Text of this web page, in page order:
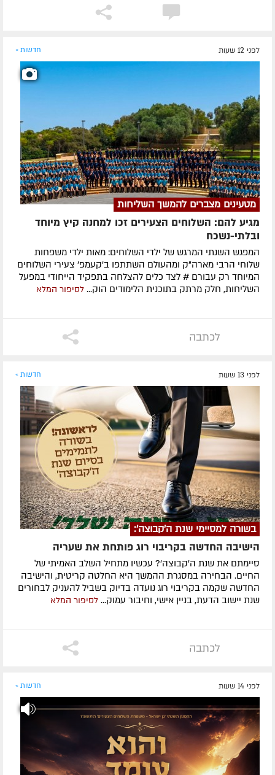
לפני 12 שעות חדשות »
מטעינים מצברים להמשך השליחות
מגיע להם: השלוחים הצעירים זכו למחנה קיץ מיוחד
ובלתי-נשכח
המפגש השנתי המרגש של ילדי השלוחים: מאות ילדי משפחות
שלוחי הרבי מארה"ק ומהעולם השתתפו ב'קעמפ' צעירי השלוחים
המיוחד רק עבורם # לצד כלים להצלחה בתפקיד הייחודי במפעל
השליחות, חלק מרתק בתוכנית הלימודים הוק... לסיפור המלא
לכתבה
לפני 13 שעות חדשות »
בשורה למסיימי שנת ה'קבוצה':
הישיבה החדשה בקריבוי רוג פותחת את שעריה
סיימתם את שנת ה'קבוצה'? עכשיו מתחיל השלב האמיתי של
החיים. הבחירה במסגרת ההמשך היא החלטה קריטית, והישיבה
החדשה שקמה בקריבוי רוג נועדה בדיוק בשביל להעניק לבחורים
שנת יישוב הדעת, בניין אישי, וחיבור עמוק... לסיפור המלא
לכתבה
לפני 14 שעות חדשות »